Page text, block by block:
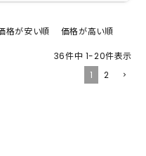
格が安い順 価格が高い順
36件中 1-20件表示
1
2